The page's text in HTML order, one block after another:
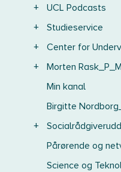
+
UCL Podcasts
+
Studieservice
+
Center for
+
Morten
Min kanal
Birgitte
+
Pårørende og
Science og